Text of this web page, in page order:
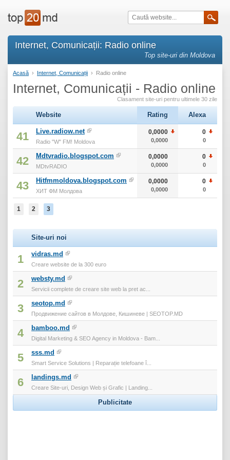
Internet, Comunicații: Radio online
Top site-uri din Moldova
Acasă › Internet, Comunicații › Radio online
Internet, Comunicații - Radio online
Clasament site-uri pentru ultimele 30 zile
Website Rating Alexa
41 Live.radiow.net
Radio "W" FM! Moldova
0,0000
0,0000
0
0
42 Mdtvradio.blogspot.com
MDtvRADIO
0,0000
0,0000
0
0
43 Hitfmmoldova.blogspot.com
ХИТ ФМ Молдова
0,0000
0,0000
0
0
1 2 3
Site-uri noi
1 vidras.md
Creare website de la 300 euro
2 websty.md
Servicii complete de creare site web la pret ac...
3 seotop.md
Продвижение сайтов в Молдове, Кишиневе | SEOTOP.MD
4 bamboo.md
Digital Marketing & SEO Agency in Moldova - Bam...
5 sss.md
Smart Service Solutions | Reparație telefoane î...
6 landings.md
Creare Site-uri, Design Web și Grafic | Landing...
Publicitate